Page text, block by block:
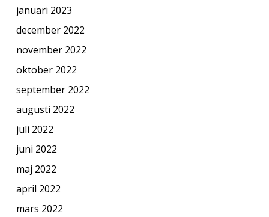
januari 2023
december 2022
november 2022
oktober 2022
september 2022
augusti 2022
juli 2022
juni 2022
maj 2022
april 2022
mars 2022